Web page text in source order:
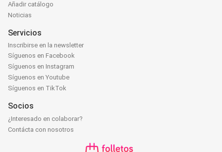
Añadir catálogo
Noticias
Servicios
Inscribirse en la newsletter
Síguenos en Facebook
Síguenos en Instagram
Síguenos en Youtube
Síguenos en TikTok
Socios
¿Interesado en colaborar?
Contácta con nosotros